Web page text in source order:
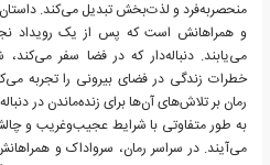
منحصر‌به‌فرد و لذت‌بخش تبدیل می‌کند. داستان
و همراهانش است که پس از یک رویداد
می‌یابند. دنباله‌دار که در فضا سفر
خطرات زندگی در فضای بیرونی را تجربه
رمان بر تلاش‌های آن‌ها برای زنده‌ماندن در
به طور متفاوتی با شرایط عجیب‌و‌غریب و
می‌آیند. در سراسر رمان، سرواداک و